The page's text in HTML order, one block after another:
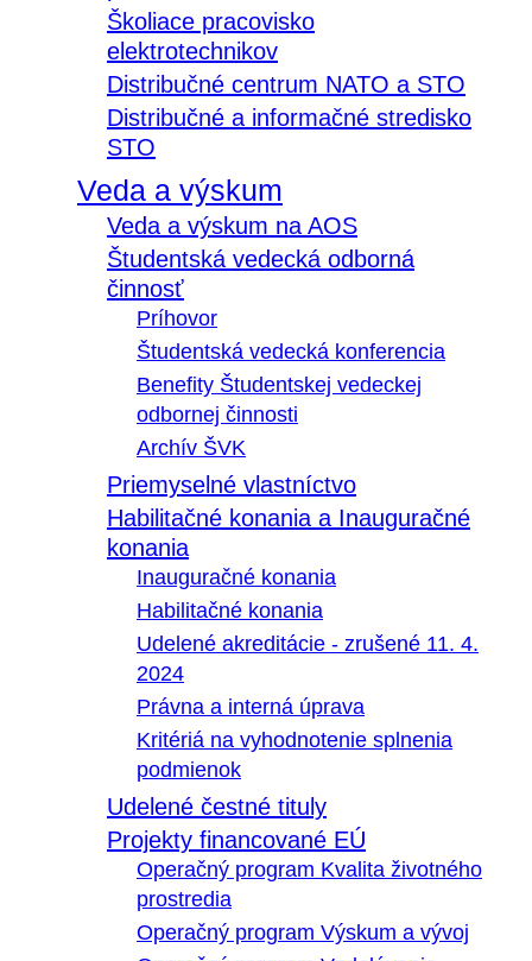
Školiace pracovisko
elektrotechnikov
Distribučné centrum NATO a STO
Distribučné a informačné stredisko
STO
Veda a výskum
Veda a výskum na AOS
Študentská vedecká odborná
činnosť
Príhovor
Študentská vedecká konferencia
Benefity Študentskej vedeckej
odbornej činnosti
Archív ŠVK
Priemyselné vlastníctvo
Habilitačné konania a Inauguračné
konania
Inauguračné konania
Habilitačné konania
Udelené akreditácie - zrušené 11. 4.
2024
Právna a interná úprava
Kritériá na vyhodnotenie splnenia
podmienok
Udelené čestné tituly
Projekty financované EÚ
Operačný program Kvalita životného
prostredia
Operačný program Výskum a vývoj